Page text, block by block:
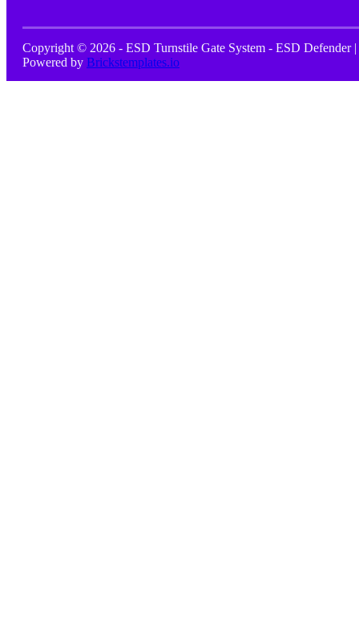
Copyright © 2026 - ESD Turnstile Gate System - ESD Defender |
Powered by Brickstemplates.io